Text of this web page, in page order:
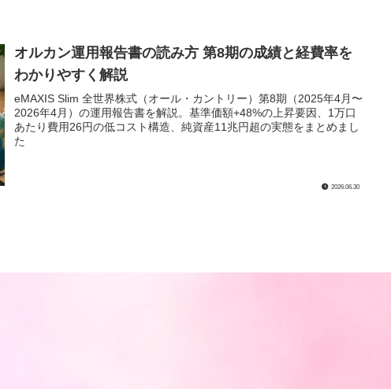
オルカン運用報告書の読み方 第8期の成績と経費率を
わかりやすく解説
eMAXIS Slim 全世界株式（オール・カントリー）第8期（2025年4月〜
2026年4月）の運用報告書を解説。基準価額+48%の上昇要因、1万口
あたり費用26円の低コスト構造、純資産11兆円超の実態をまとめまし
た
2026.06.30